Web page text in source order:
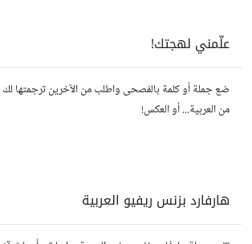
علّمني لهجتك!
ضع جملة أو كلمة بالفصحى واطلب من الآخرين ترجمتها لك
من العربية... أو العكس!
هارفارد بزنس ريفيو العربية